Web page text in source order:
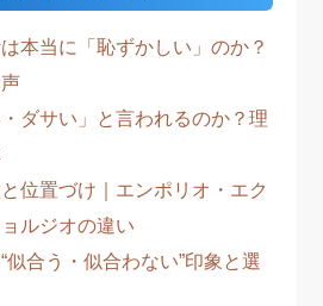
本当に「恥ずかしい」のか？
ダサい」と言われるのか？理
位置づけ｜エンポリオ・エク
ルジオの違い
似合う・似合わない”印象と選